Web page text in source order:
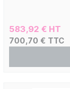
583,92 € HT
700,70 € TTC